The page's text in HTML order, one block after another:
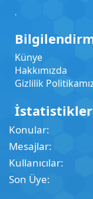
.
Künye
Hakkımızda
Gizlilik
İstatistikler
Konular
Mesajlar
Kullanıcılar
Son Üye